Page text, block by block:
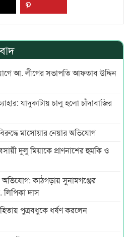
আ. লীগের সভাপ‌তি আফতাব উদ্দিন
যাদুকাটায় চালু হলো চাঁদাবাজির
মাসোয়ার নেয়ার অভিযোগ
দুলু মিয়াকে প্রাণনাশের হুমকি ও
কাঠগড়ায় সুনামগঞ্জের
লিপিকা দাস
পুত্রবধুকে ধর্ষণ করলেন